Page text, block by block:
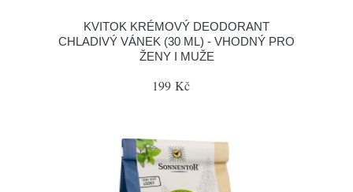
KVITOK KRÉMOVÝ DEODORANT
CHLADIVÝ VÁNEK (30 ML) - VHODNÝ PRO
ŽENY I MUŽE
199 Kč